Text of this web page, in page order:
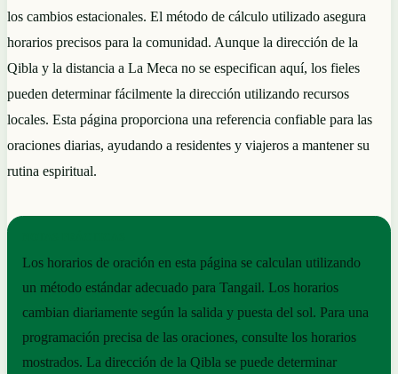
los cambios estacionales. El método de cálculo utilizado asegura
horarios precisos para la comunidad. Aunque la dirección de la
Qibla y la distancia a La Meca no se especifican aquí, los fieles
pueden determinar fácilmente la dirección utilizando recursos
locales. Esta página proporciona una referencia confiable para las
oraciones diarias, ayudando a residentes y viajeros a mantener su
rutina espiritual.
Los horarios de oración en esta página se calculan utilizando
un método estándar adecuado para Tangail. Los horarios
cambian diariamente según la salida y puesta del sol. Para una
programación precisa de las oraciones, consulte los horarios
mostrados. La dirección de la Qibla se puede determinar